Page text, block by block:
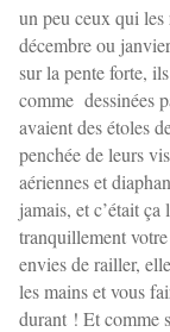
un peu ceux qui
décembre ou
sur la pente forte,
comme dessinées
avaient des étoles
penchée de leurs
aériennes et
jamais, et c’était
tranquillement
envies de railler,
les mains et vous
durant ! Et comme